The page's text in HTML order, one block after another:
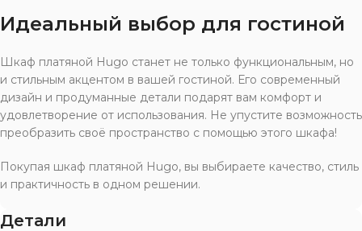
Идеальный выбор для гостиной
Шкаф платяной Hugo станет не только функциональным, но
и стильным акцентом в вашей гостиной. Его современный
дизайн и продуманные детали подарят вам комфорт и
удовлетворение от использования. Не упустите возможность
преобразить своё пространство с помощью этого шкафа!
Покупая шкаф платяной Hugo, вы выбираете качество, стиль
и практичность в одном решении.
Детали